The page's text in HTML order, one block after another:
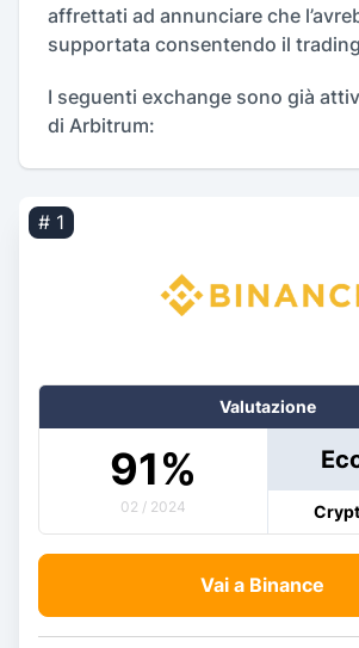
affrettati ad annunciare che
supportata consentendo il
I seguenti exchange sono già
di Arbitrum:
# 1
Valutazione
91%
02 / 2024
Vai a Binance